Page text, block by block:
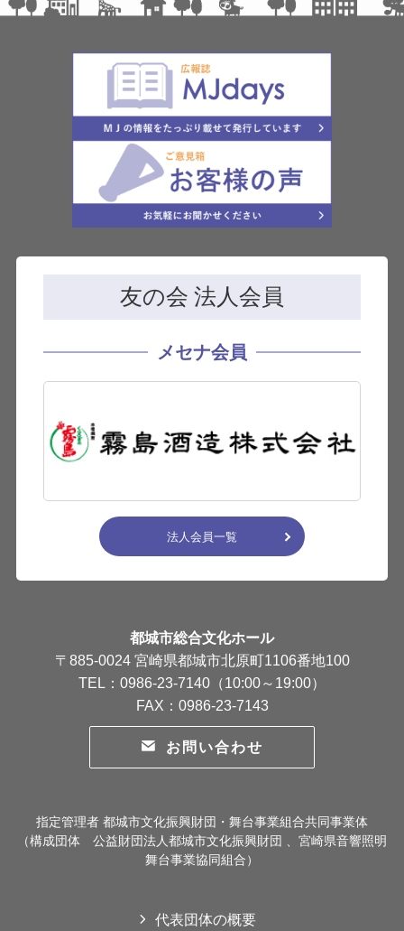
友の会 法人会員
メセナ会員
法人会員一覧
都城市総合文化ホール
〒885-0024 宮崎県都城市北原町1106番地100
TEL：0986-23-7140（10:00～19:00）
FAX：0986-23-7143
お問い合わせ
指定管理者 都城市文化振興財団・舞台事業組合共同事業体
（構成団体 公益財団法人都城市文化振興財団 、宮崎県音響照明
舞台事業協同組合）
代表団体の概要